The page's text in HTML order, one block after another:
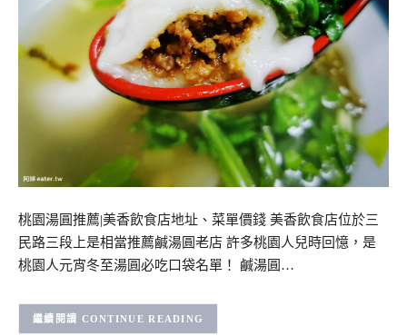
桃園湯圓推薦|美香飲食店地址、菜單價錢 美香飲食店位於三
民路三段上是相當推薦鹹湯圓老店 許多桃園人兒時回憶，是
桃園人元宵冬至湯圓必吃口袋名單！ 鹹湯圓…
CONTINUE READING